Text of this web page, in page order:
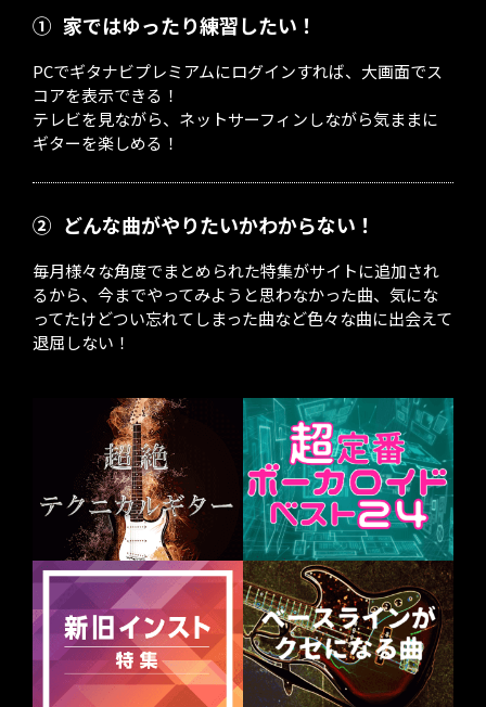
① 家ではゆったり練習したい！
PCでギタナビプレミアムにログインすれば、大画面でス
コアを表示できる！
テレビを見ながら、ネットサーフィンしながら気ままに
ギターを楽しめる！
② どんな曲がやりたいかわからない！
毎月様々な角度でまとめられた特集がサイトに追加され
るから、今までやってみようと思わなかった曲、気にな
ってたけどつい忘れてしまった曲など色々な曲に出会えて
退屈しない！